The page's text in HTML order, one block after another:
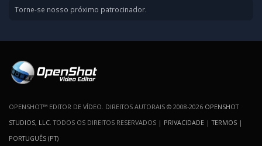
Torne-se nosso próximo patrocinador.
OPENSHOT™ EDITOR DE VÍDEO. DIREITOS AUTORAIS © 2008-2026 OPENSHOT
STUDIOS, LLC . TODOS OS DIREITOS RESERVADOS | PRIVACIDADE |TERMOS |
PORTUGUÊS (PT)